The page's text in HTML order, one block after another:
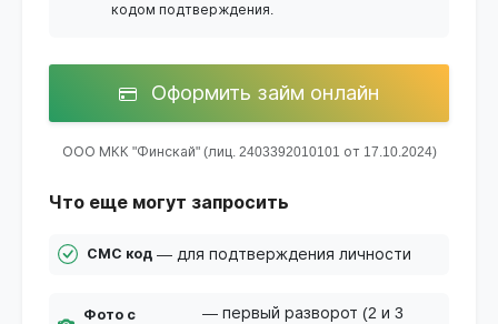
кодом подтверждения.
Оформить займ онлайн
ООО МКК "Финскай" (лиц. 2403392010101 от 17.10.2024)
Что еще могут запросить
СМС код — для подтверждения личности
Фото с
— первый разворот (2 и 3